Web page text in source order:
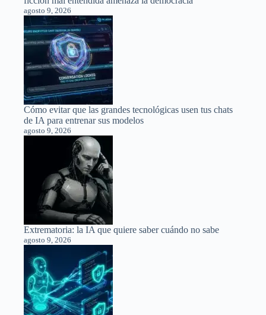
agosto 9, 2026
Cómo evitar que las grandes tecnológicas usen tus chats
de IA para entrenar sus modelos
agosto 9, 2026
Extrematoria: la IA que quiere saber cuándo no sabe
agosto 9, 2026